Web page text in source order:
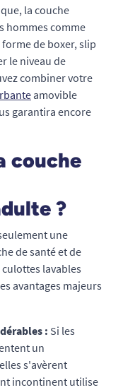
la couche
hommes comme
de boxer, slip
le niveau de
combiner votre
amovible
garantira encore
couche
?
une
de santé et de
lavables
avantages majeurs
: Si les
un
s'avèrent
incontinent utilise